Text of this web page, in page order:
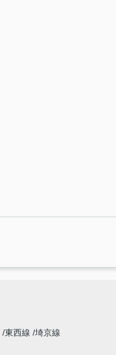
東西線 埼京線